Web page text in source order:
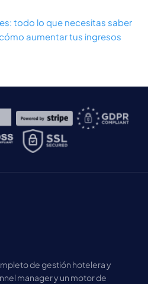
todo lo que necesitas saber
aumentar tus ingresos
de gestión hotelera y
manager y un motor de